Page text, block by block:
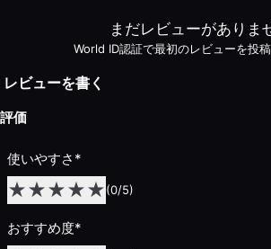
まだレビューがありま
World ID認証で最初のレビューを投
レビューを書く
評価
使いやすさ *
★★★★★(0/5)
おすすめ度*